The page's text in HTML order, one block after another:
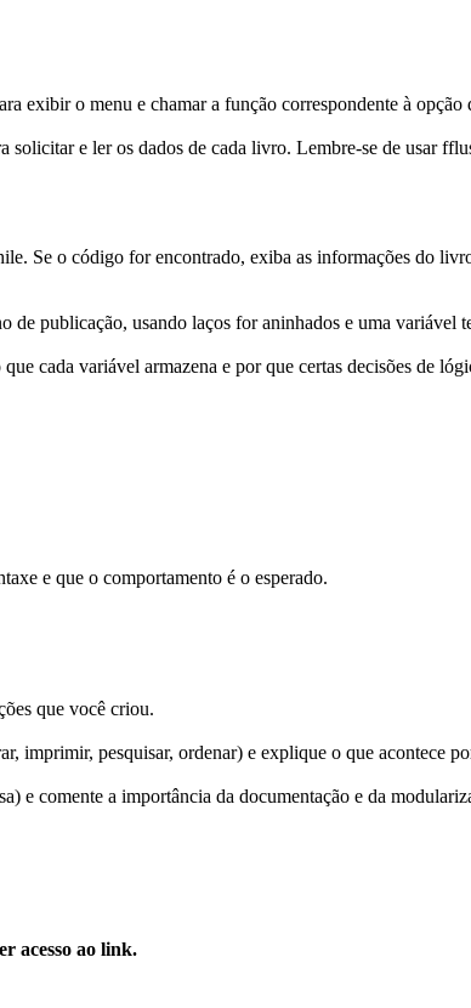
exibir o menu e chamar a função correspondente à opção
solicitar e ler os dados de cada livro. Lembre-se de usar
. Se o código for encontrado, exiba as informações do
de publicação, usando laços foraninhados e uma variável
cada variável armazena e por que certas decisões de
e que o comportamento é o esperado.
que você criou.
, imprimir, pesquisar, ordenar) e explique o que acontece
e comente a importância da documentação e da
acesso ao link.